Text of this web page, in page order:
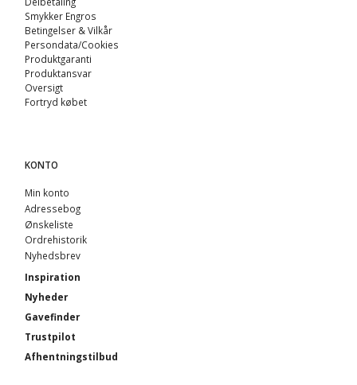
Smykker Engros
Betingelser & Vilkår
Persondata/Cookies
Produktgaranti
Produktansvar
Oversigt
Fortryd købet
KONTO
Min konto
Adressebog
Ønskeliste
Ordrehistorik
Nyhedsbrev
Inspiration
Nyheder
Gavefinder
Trustpilot
Afhentningstilbud